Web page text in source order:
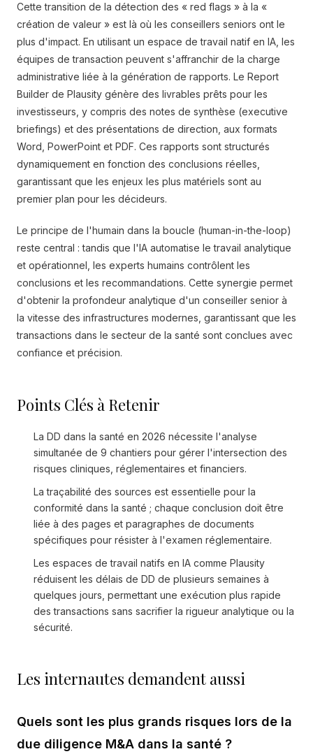
Cette transition de la détection des « red flags » à la «
création de valeur » est là où les conseillers seniors ont le
plus d'impact. En utilisant un espace de travail natif en IA, les
équipes de transaction peuvent s'affranchir de la charge
administrative liée à la génération de rapports. Le Report
Builder de Plausity génère des livrables prêts pour les
investisseurs, y compris des notes de synthèse (executive
briefings) et des présentations de direction, aux formats
Word, PowerPoint et PDF. Ces rapports sont structurés
dynamiquement en fonction des conclusions réelles,
garantissant que les enjeux les plus matériels sont au
premier plan pour les décideurs.
Le principe de l'humain dans la boucle (human-in-the-loop)
reste central : tandis que l'IA automatise le travail analytique
et opérationnel, les experts humains contrôlent les
conclusions et les recommandations. Cette synergie permet
d'obtenir la profondeur analytique d'un conseiller senior à
la vitesse des infrastructures modernes, garantissant que les
transactions dans le secteur de la santé sont conclues avec
confiance et précision.
Points Clés à Retenir
La DD dans la santé en 2026 nécessite l'analyse
simultanée de 9 chantiers pour gérer l'intersection des
risques cliniques, réglementaires et financiers.
La traçabilité des sources est essentielle pour la
conformité dans la santé ; chaque conclusion doit être
liée à des pages et paragraphes de documents
spécifiques pour résister à l'examen réglementaire.
Les espaces de travail natifs en IA comme Plausity
réduisent les délais de DD de plusieurs semaines à
quelques jours, permettant une exécution plus rapide
des transactions sans sacrifier la rigueur analytique ou la
sécurité.
Les internautes demandent aussi
Quels sont les plus grands risques lors de la
due diligence M&A dans la santé ?